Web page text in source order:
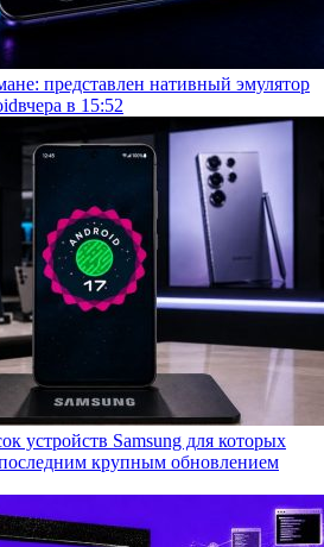
представлен нативный эмулятор
вчера в 15:52
устройств Samsung для которых
крупным обновлением